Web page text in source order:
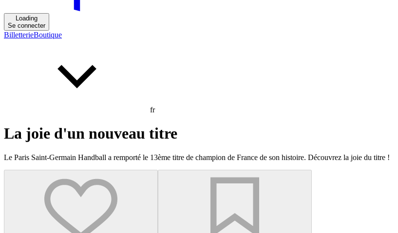
Loading
Se connecter
BilletterieBoutique
fr
La joie d'un nouveau titre
Le Paris Saint-Germain Handball a remporté le 13ème titre de champion de France de son histoire. Découvrez la joie du titre !